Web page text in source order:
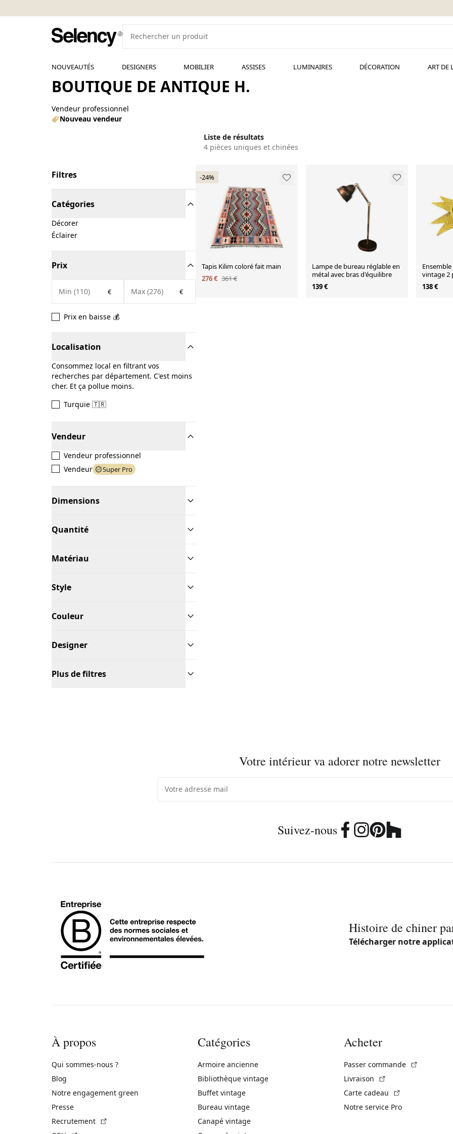
NOUVEAUTÉS DESIGNERS MOBILIER ASSISES LUMINAIRES DÉCORATION ART DE
BOUTIQUE DE ANTIQUE H.
Vendeur professionnel
Nouveau vendeur
Liste de résultats
4 pièces uniques et chinées
Filtres
Catégories
Décorer
Éclairer
Prix
€ €
Prix en baisse 💰
Localisation
Consommez local en filtrant vos
recherches par département. C'est moins
cher. Et ça pollue moins.
Turquie 🇹🇷
Vendeur
Vendeur professionnel
Vendeur
Super Pro
Dimensions
Quantité
Matériau
Style
Couleur
Designer
Plus de filtres
-24%
Tapis Kilim coloré fait main
276 € 361 €
Lampe de bureau réglable en
métal avec bras d'équilibre
139 €
vintage 2
138 €
Votre intérieur va adorer notre newsletter
Suivez-nous
Histoire de chiner
Télécharger notre
À propos
Qui sommes-nous ?
Blog
Notre engagement green
Presse
Recrutement
Catégories
Armoire ancienne
Bibliothèque vintage
Buffet vintage
Bureau vintage
Canapé vintage
Acheter
Passer commande
Livraison
Carte cadeau
Notre service Pro